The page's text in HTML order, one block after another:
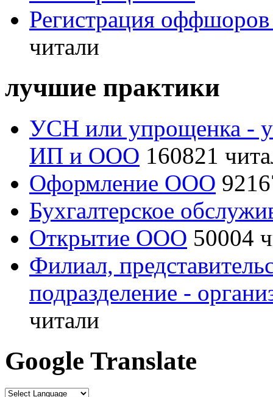
Регистрация
читали
лучшие практики
УСН или упрощенка -
ИП и ООО 160821
Оформление ООО
Бухгалтерское
Открытие ООО 50004
Филиал,
подразделение -
читали
Google Translate